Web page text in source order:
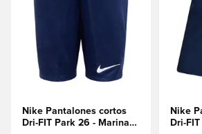
Nike Pantalones cortos
Dri-FIT Park 26 - Marina
Nike
Dri-